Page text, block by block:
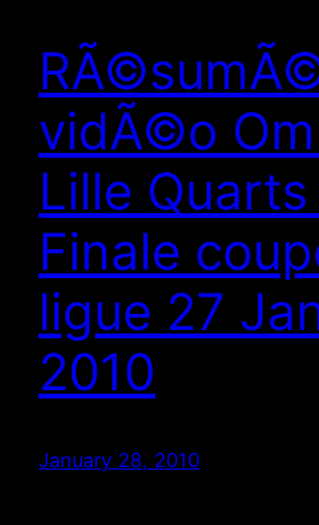
vidÃ©o
Lille
Finale
ligue 27
2010
January 28, 2010